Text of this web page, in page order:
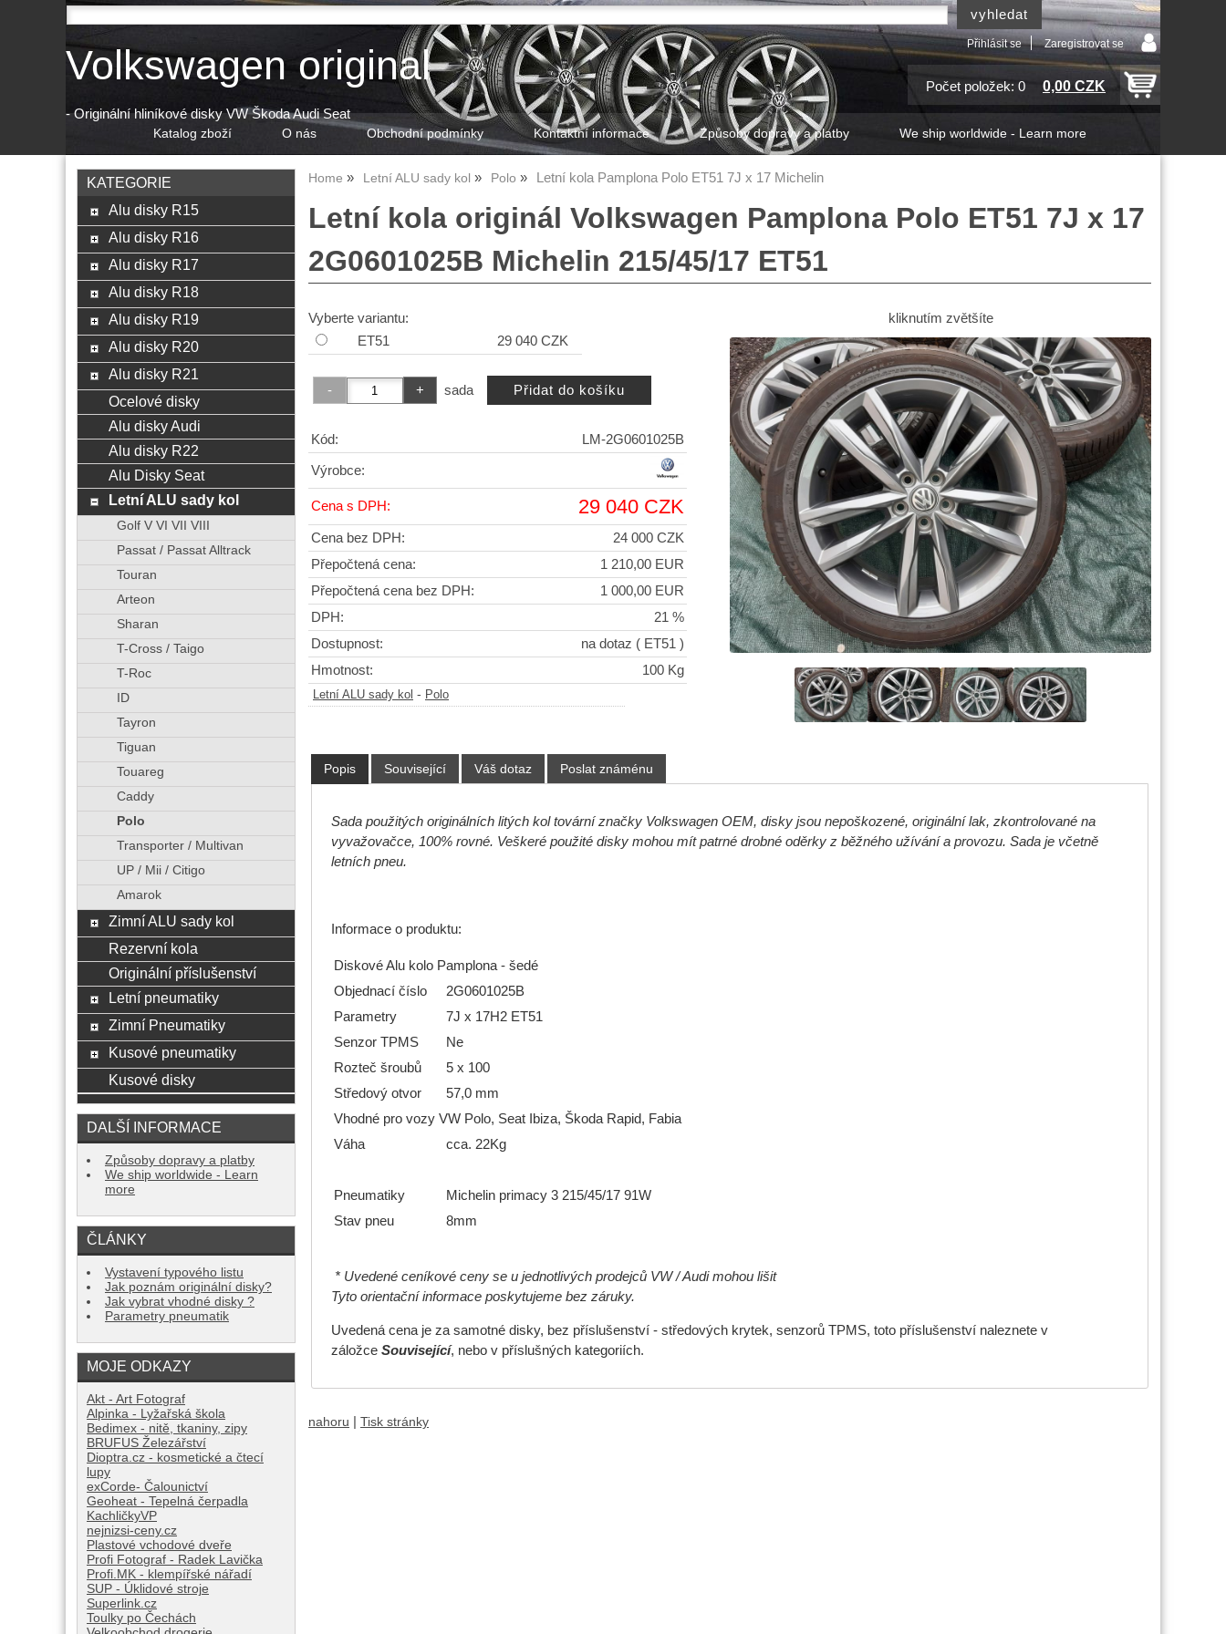
Přihlásit se Zaregistrovat se
Počet položek: 0 0,00 CZK
Volkswagen original
- Originální hliníkové disky VW Škoda Audi Seat
Katalog zboží O nás Obchodní podmínky Kontaktní informace Způsoby dopravy a platby We ship worldwide - Learn more
Home Letní ALU sady kol Polo Letní kola Pamplona Polo ET51 7J x 17 Michelin
Letní kola originál Volkswagen Pamplona Polo ET51 7J x 17
2G0601025B Michelin 215/45/17 ET51
kliknutím zvětšíte
Vyberte variantu:
ET51
29 040 CZK
sada
Kód: LM-2G0601025B
Výrobce:
Cena s DPH: 29 040 CZK
Cena bez DPH:
24 000 CZK
Přepočtená cena:
1 210,00 EUR
Přepočtená cena bez DPH:
1 000,00 EUR
DPH:
21 %
Dostupnost:
na dotaz ( ET51 )
Hmotnost:
100 Kg
Letní ALU sady kol - Polo
Popis Související Váš dotaz Poslat známénu
Sada použitých originálních litých kol tovární značky Volkswagen OEM, disky jsou nepoškozené, originální lak, zkontrolované na
vyvažovačce, 100% rovné. Veškeré použité disky mohou mít patrné drobné oděrky z běžného užívání a provozu. Sada je včetně
letních pneu.
Informace o produktu:
Diskové Alu kolo Pamplona - šedé
Objednací číslo
2G0601025B
Parametry
7J x 17H2 ET51
Senzor TPMS
Ne
Rozteč šroubů
5 x 100
Středový otvor
57,0 mm
Vhodné pro vozy VW Polo, Seat Ibiza, Škoda Rapid, Fabia
Váha
cca. 22Kg
Pneumatiky
Michelin primacy 3 215/45/17 91W
Stav pneu
8mm
* Uvedené ceníkové ceny se u jednotlivých prodejců VW / Audi mohou lišit
Tyto orientační informace poskytujeme bez záruky.
Uvedená cena je za samotné disky, bez příslušenství - středových krytek, senzorů TPMS, toto příslušenství naleznete v
záložce Související, nebo v příslušných kategoriích.
nahoru Tisk stránky
KATEGORIE
Alu disky R15
Alu disky R16
Alu disky R17
Alu disky R18
Alu disky R19
Alu disky R20
Alu disky R21
Ocelové disky
Alu disky Audi
Alu disky R22
Alu Disky Seat
Letní ALU sady kol
Golf V VI VII VIII
Passat / Passat Alltrack
Touran
Arteon
Sharan
T-Cross / Taigo
T-Roc
ID
Tayron
Tiguan
Touareg
Caddy
Polo
Transporter / Multivan
UP / Mii / Citigo
Amarok
Zimní ALU sady kol
Rezervní kola
Originální příslušenství
Letní pneumatiky
Zimní Pneumatiky
Kusové pneumatiky
Kusové disky
DALŠÍ INFORMACE
Způsoby dopravy a platby
We ship worldwide - Learn
more
ČLÁNKY
Vystavení typového listu
Jak poznám originální disky?
Jak vybrat vhodné disky ?
Parametry pneumatik
MOJE ODKAZY
Akt - Art Fotograf
Alpinka - Lyžařská škola
Bedimex - nitě, tkaniny, zipy
BRUFUS Železářství
Dioptra.cz - kosmetické a čtecí
lupy
exCorde- Čalounictví
Geoheat - Tepelná čerpadla
KachličkyVP
nejnizsi-ceny.cz
Plastové vchodové dveře
Profi Fotograf - Radek Lavička
Profi.MK - klempířské nářadí
SUP - Úklidové stroje
Superlink.cz
Toulky po Čechách